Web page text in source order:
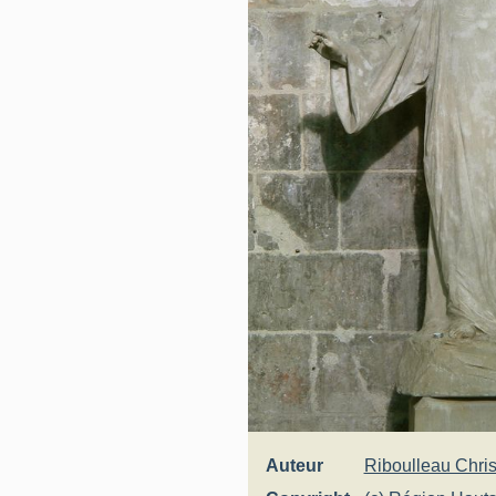
Auteur
Riboulleau